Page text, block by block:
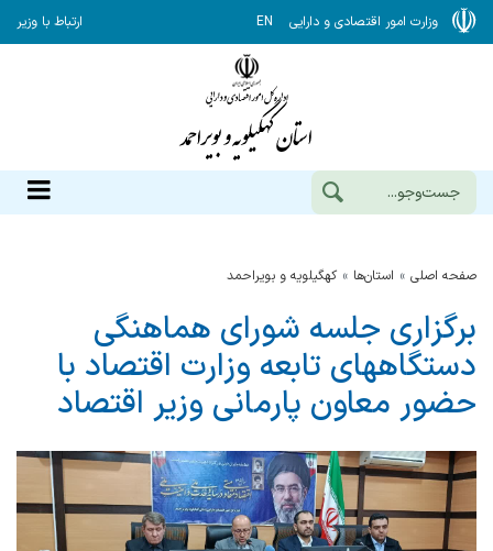
وزارت امور اقتصادی و دارایی EN ارتباط با وزیر
صفحه اصلی استان‌ها كهگيلويه و بويراحمد
برگزاری جلسه شورای هماهنگی
دستگاههای تابعه وزارت اقتصاد با
حضور معاون پارمانی وزیر اقتصاد